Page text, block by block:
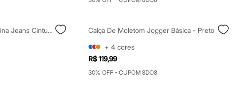
Calça Cargo Reta Feminina Jeans Cintura Alta Azul
Calça De Moletom Jogger Básica - Preto
+ 4 cores
R$ 119,99
30% OFF - CUPOM 8DO8